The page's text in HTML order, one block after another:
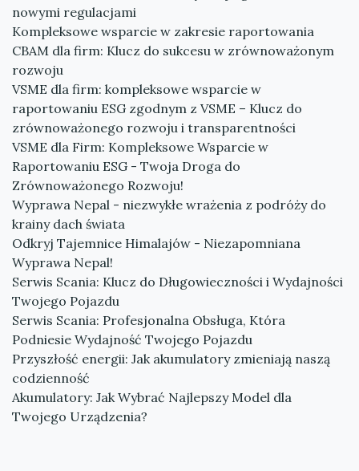
nowymi regulacjami
Kompleksowe wsparcie w zakresie raportowania
CBAM dla firm: Klucz do sukcesu w zrównoważonym
rozwoju
VSME dla firm: kompleksowe wsparcie w
raportowaniu ESG zgodnym z VSME – Klucz do
zrównoważonego rozwoju i transparentności
VSME dla Firm: Kompleksowe Wsparcie w
Raportowaniu ESG - Twoja Droga do
Zrównoważonego Rozwoju!
Wyprawa Nepal - niezwykłe wrażenia z podróży do
krainy dach świata
Odkryj Tajemnice Himalajów - Niezapomniana
Wyprawa Nepal!
Serwis Scania: Klucz do Długowieczności i Wydajności
Twojego Pojazdu
Serwis Scania: Profesjonalna Obsługa, Która
Podniesie Wydajność Twojego Pojazdu
Przyszłość energii: Jak akumulatory zmieniają naszą
codzienność
Akumulatory: Jak Wybrać Najlepszy Model dla
Twojego Urządzenia?